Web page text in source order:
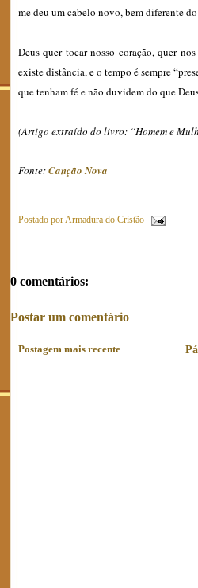
me deu um cabelo novo, bem diferente
Deus quer tocar nosso coração, quer
existe distância, e o tempo é sempre
que tenham fé e não duvidem do que
(Artigo extraído do livro: “Homem e
Fonte:Canção Nova
Postado porArmadura do Cristão
0 comentários:
Postar um comentário
Postagem mais recente